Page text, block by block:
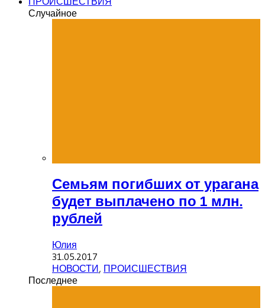
Случайное
Семьям погибших от урагана
будет выплачено по 1 млн.
рублей
Юлия
31.05.2017
НОВОСТИ, ПРОИСШЕСТВИЯ
Последнее